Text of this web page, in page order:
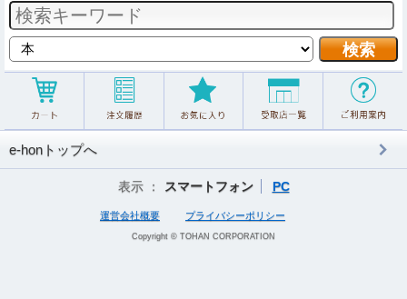
e-honトップへ
表示 ： スマートフォン PC
運営会社概要 プライバシーポリシー
Copyright © TOHAN CORPORATION